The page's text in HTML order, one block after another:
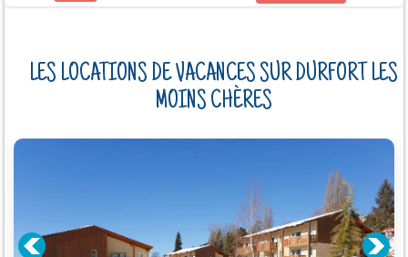
LES LOCATIONS DE VACANCES SUR DURFORT LES
MOINS CHÈRES